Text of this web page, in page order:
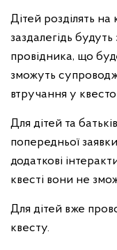
Дітей розділять
заздалегідь
провідника, що
зможуть
втручання у
Для дітей та
попередньої
додаткові
квесті вони не
Для дітей вже
квесту.